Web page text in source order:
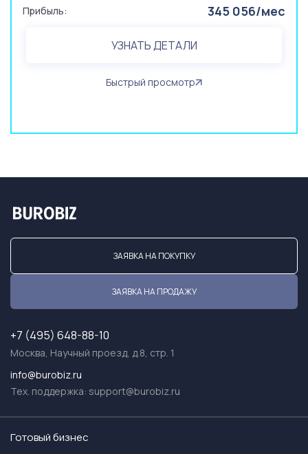
Прибыль: 345 056/мес
УЗНАТЬ ДЕТАЛИ
Быстрый просмотр
ЗАЯВКА НА ПОКУПКУ
ЗАЯВКА НА ПРОДАЖУ
+7 (495) 648-88-10
Москва, Научный проезд, д.8, стр. 1
info@burobiz.ru
Тех. поддержка: support@burobiz.ru
Готовый бизнес